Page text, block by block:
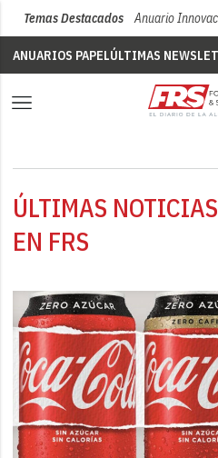
Temas Destacados Anuario
ANUARIOS PAPELÚLTIMAS
ÚLTIMAS
EN FRS